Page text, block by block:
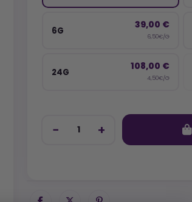
6G 39,00 €
6,50€/G
24G 108,00 €
4,50€/G